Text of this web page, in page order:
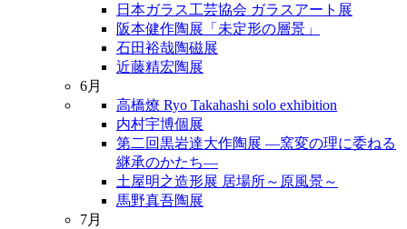
日本ガラス工芸協会 ガラスアート展
阪本健作陶展「未定形の層景」
石田裕哉陶磁展
近藤精宏陶展
6月
高橋燎 Ryo Takahashi solo exhibition
内村宇博個展
第二回黒岩達大作陶展 ―窯変の理に委ねる
継承のかたち―
土屋明之造形展 居場所～原風景～
馬野真吾陶展
7月